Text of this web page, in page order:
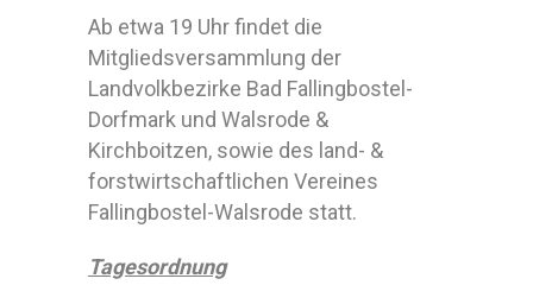
Ab etwa 19 Uhr findet die
Mitgliedsversammlung der
Landvolkbezirke Bad Fallingbostel-
Dorfmark und Walsrode &
Kirchboitzen, sowie des land- &
forstwirtschaftlichen Vereines
Fallingbostel-Walsrode statt.
Tagesordnung